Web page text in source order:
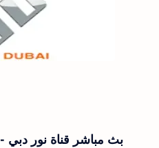
بث مباشر قناة نور دبي - NOOR DUBAI Live